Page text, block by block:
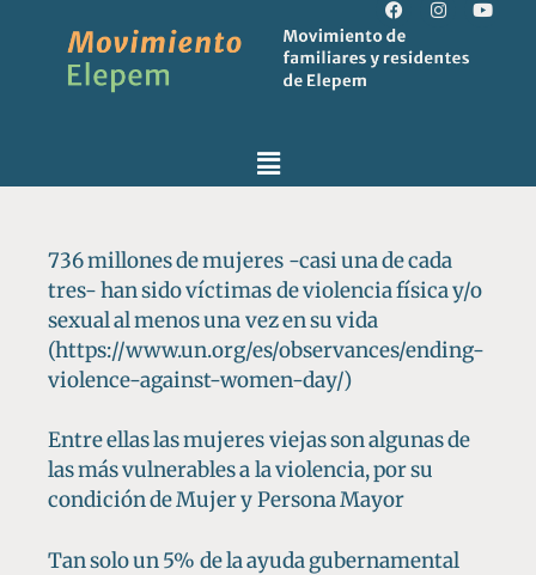
736 millones de mujeres -casi una de cada
tres- han sido víctimas de violencia física y/o
sexual al menos una vez en su vida
(https://www.un.org/es/observances/ending-
violence-against-women-day/)
Entre ellas las mujeres viejas son algunas de
las más vulnerables a la violencia, por su
condición de Mujer y Persona Mayor
Tan solo un 5% de la ayuda gubernamental